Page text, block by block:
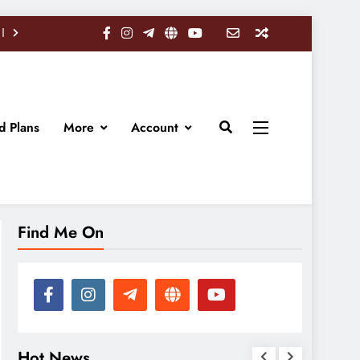
Plans More Account
Find Me On